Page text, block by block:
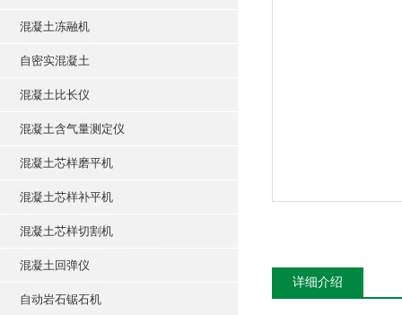
混凝土冻融机
自密实混凝土
混凝土比长仪
混凝土含气量测定仪
混凝土芯样磨平机
混凝土芯样补平机
混凝土芯样切割机
混凝土回弹仪
自动岩石锯石机
详细介绍